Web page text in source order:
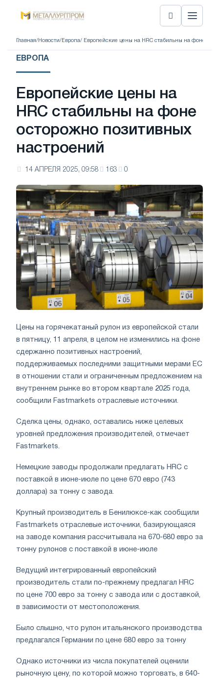
Главная/ Новости/ Европа/ Европейские цены на HRC стабильны на фоне
ЕВРОПА
Европейские цены на
HRC стабильны на фоне
осторожно позитивных
настроений
14 АПРЕЛЯ 2025, 09:58 163 0
Цены на горячекатаный рулон из европейской стали
в пятницу, 11 апреля, в целом не изменились на фоне
сдержанно позитивных настроений,
поддерживаемых последними защитными мерами ЕС
в отношении стали и ограниченным предложением на
внутреннем рынке во втором квартале 2025 года,
сообщили Fastmarkets отраслевые источники.
Сделка цены, однако, оставались ниже целевых
уровней предложения производителей, отмечает
Fastmarkets.
Немецкие заводы продолжали предлагать HRC с
поставкой в июне-июле по цене 670 евро (743
доллара) за тонну с завода.
Крупный производитель в Бенилюксе-как сообщили
Fastmarkets отраслевые источники, базирующаяся
на заводе компания рассчитывала на 670-680 евро за
тонну рулонов с поставкой в июне-июле
Ведущий интегрированный европейский
производитель стали по-прежнему предлагал HRC
по цене 700 евро за тонну с завода или с доставкой,
в зависимости от местоположения.
Было слышно, что рулон итальянского производства
предлагался Германии по цене 680 евро за тонну
Однако источники из числа покупателей оценили
рыночную цену, по которой можно торговать, в 640-